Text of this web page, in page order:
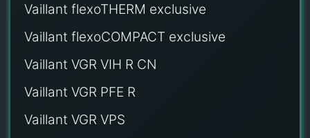
Vaillant flexoTHERM exclusive
Vaillant flexoCOMPACT exclusive
Vaillant VGR VIH R CN
Vaillant VGR PFE R
Vaillant VGR VPS